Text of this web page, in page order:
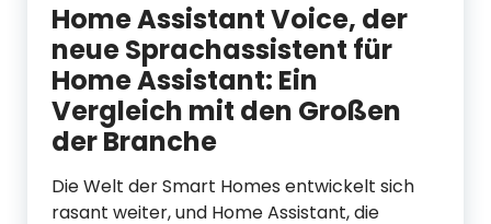
Home Assistant Voice, der
neue Sprachassistent für
Home Assistant: Ein
Vergleich mit den Großen
der Branche
Die Welt der Smart Homes entwickelt sich
rasant weiter, und Home Assistant, die